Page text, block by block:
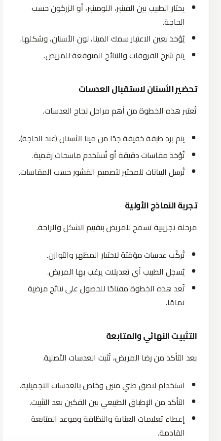
يختار الطبيب بين الفينير، اللومينير، أو الزركون حسب
الحاجة.
يُؤخذ بعين الاعتبار سمك المينا، لون الأسنان، وشكلها.
يتم شرح الفروقات والنتائج المتوقعة للمريض.
تحضير الأسنان لاستقبال العدسات
تُعتبر هذه الخطوة من أهم مراحل نجاح العدسات.
يتم برد طبقة خفيفة جدًا من مينا الأسنان (عند الحاجة).
تُؤخذ مقاسات دقيقة أو تُستخدم ماسحات رقمية.
تُرسل البيانات للمختبر لتصميم القشور حسب المقاسات.
تجربة النماذج الأولية
مرحلة تجريبية تسمح للمريض بتقييم الشكل والراحة.
تُركّب عدسات مؤقتة لاختبار المظهر والتوازن.
يُسجل الطبيب أي تعديلات يرغب بها المريض.
تُعد هذه الخطوة مفتاحًا للحصول على نتائج مرضية
تمامًا.
التثبيت النهائي والمتابعة
بعد التأكد من رضا المريض، تُثبت العدسات الأصلية.
استخدام لاصق طبي متين وخاص بالعدسات التجميلية.
التأكد من الإطباق الطبيعي بين الفكين بعد التثبيت.
إعطاء تعليمات العناية والنظافة وموعد المتابعة
القادمة.